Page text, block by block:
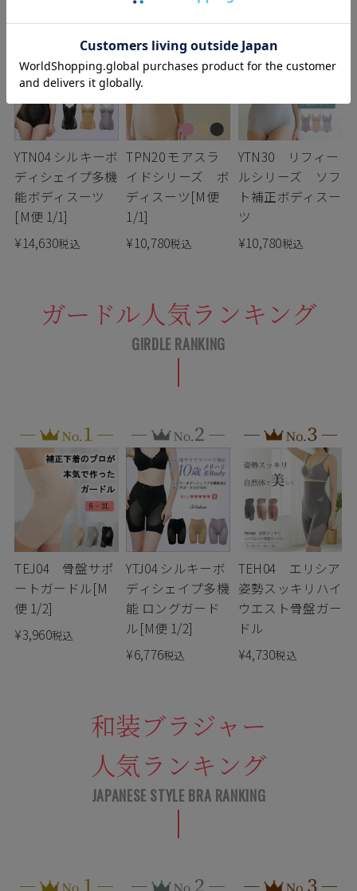
YTN04 シルキーボ
ディシェイプ多機
能ボディスーツ
[M便 1/1]
¥14,630税込
TPN20 モアスラ
イドシリーズ ボ
ディスーツ[M便
1/1]
¥10,780税込
YTN30 リフィー
ルシリーズ ソフ
ト補正ボディスー
ツ
¥10,780税込
ガードル人気ランキング
TEJ04 骨盤サポ
ートガードル[M
便 1/2]
¥3,960税込
YTJ04 シルキーボ
ディシェイプ多機
能 ロングガード
ル[M便 1/2]
¥6,776税込
TEH04 エリシア
姿勢スッキリハイ
ウエスト骨盤ガー
ドル
¥4,730税込
和装ブラジャー
人気ランキング